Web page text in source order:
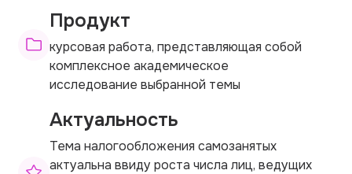
Продукт
курсовая работа, представляющая собой
комплексное академическое
исследование выбранной темы
Актуальность
Тема налогообложения самозанятых
актуальна ввиду роста числа лиц, ведущих